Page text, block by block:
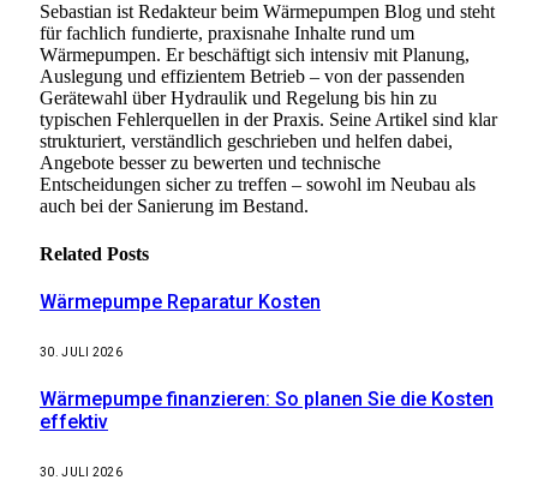
Sebastian ist Redakteur beim Wärmepumpen Blog und steht
für fachlich fundierte, praxisnahe Inhalte rund um
Wärmepumpen. Er beschäftigt sich intensiv mit Planung,
Auslegung und effizientem Betrieb – von der passenden
Gerätewahl über Hydraulik und Regelung bis hin zu
typischen Fehlerquellen in der Praxis. Seine Artikel sind klar
strukturiert, verständlich geschrieben und helfen dabei,
Angebote besser zu bewerten und technische
Entscheidungen sicher zu treffen – sowohl im Neubau als
auch bei der Sanierung im Bestand.
Related Posts
Wärmepumpe Reparatur Kosten
30. JULI 2026
Wärmepumpe finanzieren: So planen Sie die Kosten
effektiv
30. JULI 2026